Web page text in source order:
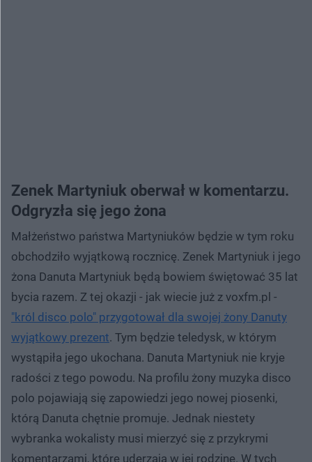
Zenek Martyniuk oberwał w komentarzu.
Odgryzła się jego żona
Małżeństwo państwa Martyniuków będzie w tym roku
obchodziło wyjątkową rocznicę. Zenek Martyniuk i jego
żona Danuta Martyniuk będą bowiem świętować 35 lat
bycia razem. Z tej okazji - jak wiecie już z voxfm.pl -
"król disco polo" przygotował dla swojej żony Danuty
wyjątkowy prezent. Tym będzie teledysk, w którym
wystąpiła jego ukochana. Danuta Martyniuk nie kryje
radości z tego powodu. Na profilu żony muzyka disco
polo pojawiają się zapowiedzi jego nowej piosenki,
którą Danuta chętnie promuje. Jednak niestety
wybranka wokalisty musi mierzyć się z przykrymi
komentarzami, które uderzają w jej rodzinę. W tych